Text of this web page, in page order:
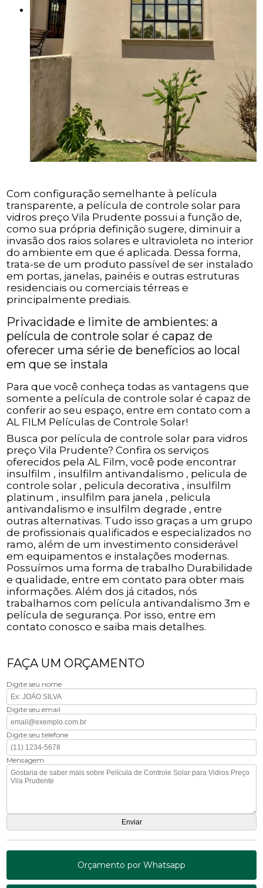
Com configuração semelhante à película
transparente, a película de controle solar para
vidros preço Vila Prudente possui a função de,
como sua própria definição sugere, diminuir a
invasão dos raios solares e ultravioleta no interior
do ambiente em que é aplicada. Dessa forma,
trata-se de um produto passível de ser instalado
em portas, janelas, painéis e outras estruturas
residenciais ou comerciais térreas e
principalmente prediais.
Privacidade e limite de ambientes: a
película de controle solar é capaz de
oferecer uma série de benefícios ao local
em que se instala
Para que você conheça todas as vantagens que
somente a película de controle solar é capaz de
conferir ao seu espaço, entre em contato com a
AL FILM Películas de Controle Solar!
Busca por película de controle solar para vidros
preço Vila Prudente? Confira os serviços
oferecidos pela AL Film, você pode encontrar
insulfilm , insulfilm antivandalismo , pelicula de
controle solar , pelicula decorativa , insulfilm
platinum , insulfilm para janela , pelicula
antivandalismo e insulfilm degrade , entre
outras alternativas. Tudo isso graças a um grupo
de profissionais qualificados e especializados no
ramo, além de um investimento considerável
em equipamentos e instalações modernas.
Possuímos uma forma de trabalho Durabilidade
e qualidade, entre em contato para obter mais
informações. Além dos já citados, nós
trabalhamos com película antivandalismo 3m e
película de segurança. Por isso, entre em
contato conosco e saiba mais detalhes.
FAÇA UM ORÇAMENTO
Digite seu nome
Digite seu email
Digite seu telefone
Mensagem
Orçamento por Whatsapp